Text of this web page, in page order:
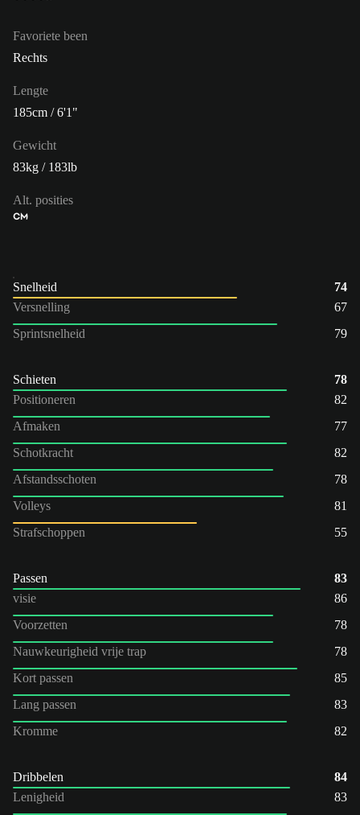
Favoriete been
Rechts
Lengte
185cm / 6'1"
Gewicht
83kg / 183lb
Alt. posities
CM
Snelheid
74
Versnelling
67
Sprintsnelheid
79
Schieten
78
Positioneren
82
Afmaken
77
Schotkracht
82
Afstandsschoten
78
Volleys
81
Strafschoppen
55
Passen
83
visie
86
Voorzetten
78
Nauwkeurigheid vrije trap
78
Kort passen
85
Lang passen
83
Kromme
82
Dribbelen
84
Lenigheid
83